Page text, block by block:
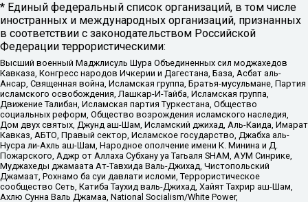
* Единый федеральный список организаций, в том числе
иностранных и международных организаций, признанных
в соответствии с законодательством Российской
Федерации террористическими:
Высший военный Маджлисуль Шура Объединенных сил моджахедов
Кавказа, Конгресс народов Ичкерии и Дагестана, База, Асбат аль-
Ансар, Священная война, Исламская группа, Братья-мусульмане, Партия
исламского освобождения, Лашкар-И-Тайба, Исламская группа,
Движение Талибан, Исламская партия Туркестана, Общество
социальных реформ, Общество возрождения исламского наследия,
Дом двух святых, Джунд аш-Шам, Исламский джихад, Аль-Каида, Имарат
Кавказ, АБТО, Правый сектор, Исламское государство, Джабха аль-
Нусра ли-Ахль аш-Шам, Народное ополчение имени К. Минина и Д.
Пожарского, Аджр от Аллаха Субхану уа Тагьаля SHAM, АУМ Синрике,
Муджахеды джамаата Ат-Тавхида Валь-Джихад, Чистопольский
Джамаат, Рохнамо ба суи давлати исломи, Террористическое
сообщество Сеть, Катиба Таухид валь-Джихад, Хайят Тахрир аш-Шам,
Ахлю Сунна Валь Джамаа, National Socialism/White Power,